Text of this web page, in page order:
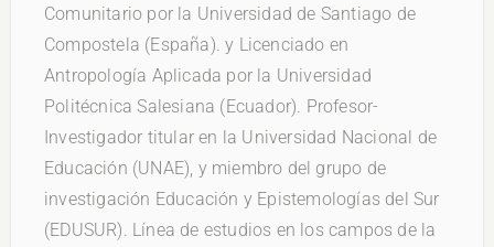
Comunitario por la Universidad de Santiago de
Compostela (España). y Licenciado en
Antropología Aplicada por la Universidad
Politécnica Salesiana (Ecuador). Profesor-
Investigador titular en la Universidad Nacional de
Educación (UNAE), y miembro del grupo de
investigación Educación y Epistemologías del Sur
(EDUSUR). Línea de estudios en los campos de la